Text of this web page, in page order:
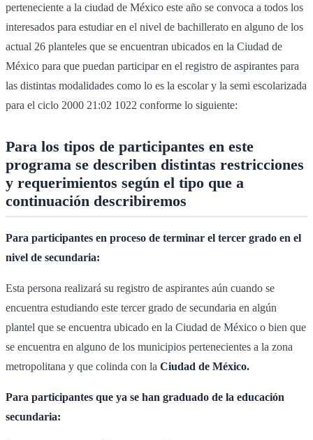
perteneciente a la ciudad de México este año se convoca a todos los
interesados para estudiar en el nivel de bachillerato en alguno de los
actual 26 planteles que se encuentran ubicados en la Ciudad de
México para que puedan participar en el registro de aspirantes para
las distintas modalidades como lo es la escolar y la semi escolarizada
para el ciclo 2000 21:02 1022 conforme lo siguiente:
Para los tipos de participantes en este
programa se describen distintas restricciones
y requerimientos según el tipo que a
continuación describiremos
Para participantes en proceso de terminar el tercer grado en el
nivel de secundaria:
Esta persona realizará su registro de aspirantes aún cuando se
encuentra estudiando este tercer grado de secundaria en algún
plantel que se encuentra ubicado en la Ciudad de México o bien que
se encuentra en alguno de los municipios pertenecientes a la zona
metropolitana y que colinda con la Ciudad de México.
Para participantes que ya se han graduado de la educación
secundaria: